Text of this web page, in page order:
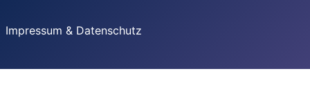
Impressum & Datenschutz